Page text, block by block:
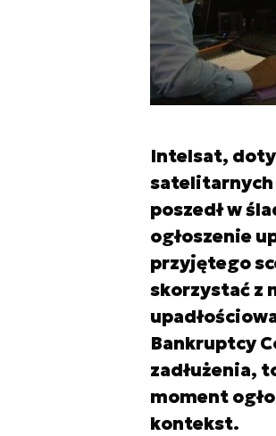
Intelsat,
satelitarnych
poszedł w
ogłoszenie
przyjętego
skorzystać z
Bankruptcy
zadłużenia,
moment
kontekst.